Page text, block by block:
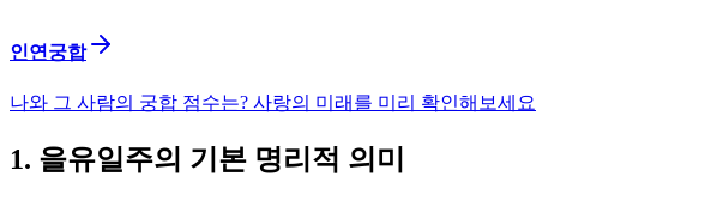
인연궁합
나와 그 사람의 궁합 점수는? 사랑의 미래를 미리 확인해보세요
1. 을유일주의 기본 명리적 의미